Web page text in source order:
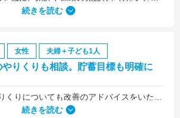
続きを読む
女性 夫婦＋子ども1人
やりくりも相談。貯蓄目標も明確に
続きを読む